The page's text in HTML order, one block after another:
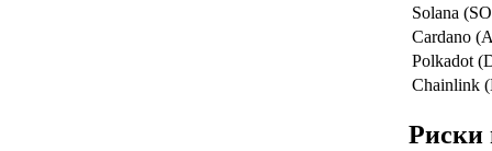
Solana
Cardano
Polkadot
Chainlink
Риски